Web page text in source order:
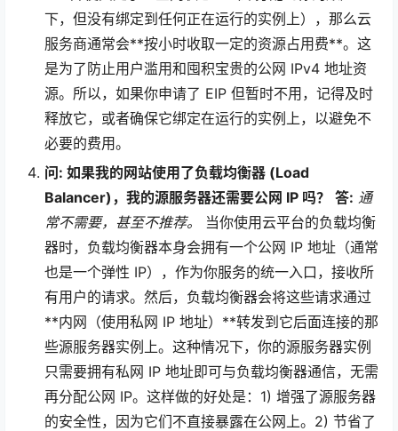
下，但没有绑定到任何正在运行的实例上），那么云
服务商通常会**按小时收取一定的资源占用费**。这
是为了防止用户滥用和囤积宝贵的公网 IPv4 地址资
源。所以，如果你申请了 EIP 但暂时不用，记得及时
释放它，或者确保它绑定在运行的实例上，以避免不
必要的费用。
问: 如果我的网站使用了负载均衡器 (Load
Balancer)，我的源服务器还需要公网 IP 吗？
答: 通
常不需要，甚至不推荐。
当你使用云平台的负载均衡
器时，负载均衡器本身会拥有一个公网 IP 地址（通常
也是一个弹性 IP），作为你服务的统一入口，接收所
有用户的请求。然后，负载均衡器会将这些请求通过
**内网（使用私网 IP 地址）**转发到它后面连接的那
些源服务器实例上。这种情况下，你的源服务器实例
只需要拥有私网 IP 地址即可与负载均衡器通信，无需
再分配公网 IP。这样做的好处是：1) 增强了源服务器
的安全性，因为它们不直接暴露在公网上。2) 节省了